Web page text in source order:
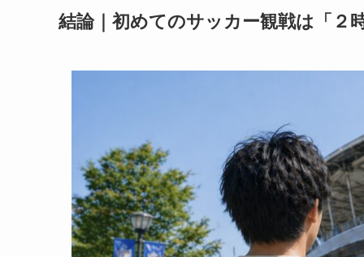
結論｜初めてのサッカー観戦は「２